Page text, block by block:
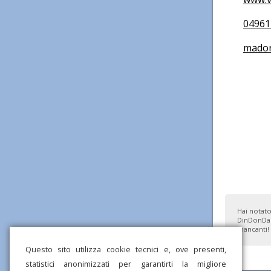
Questo sito utilizza cookie tecnici e, ove presenti,
statistici anonimizzati per garantirti la migliore
Hai
mancanti!